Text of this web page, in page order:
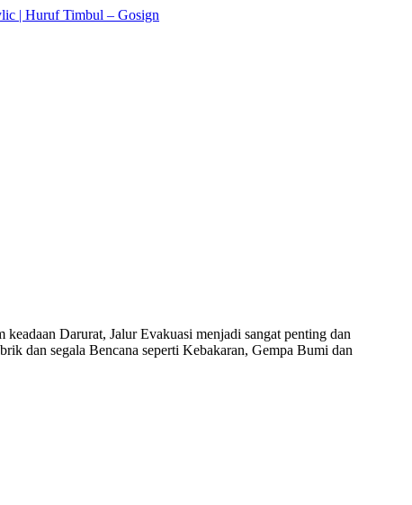
Darurat, Jalur Evakuasi menjadi sangat penting dan
dan segala Bencana seperti Kebakaran, Gempa Bumi dan